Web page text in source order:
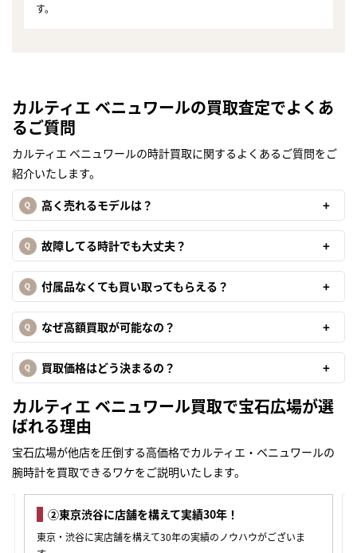
す。
カルティエ ベニュワールの買取査定でよくあ
るご質問
カルティエ ベニュワールの時計買取に関するよくあるご質問をご
紹介いたします。
高く売れるモデルは？
故障してる時計でも大丈夫？
付属品なくても買い取ってもらえる？
なぜ高額買取が可能なの？
買取価格はどう決まるの？
カルティエ ベニュワール買取で宝石広場が選
ばれる理由
宝石広場が他店を圧倒する高価格でカルティエ・ベニュワールの
腕時計を買取できるワケをご説明いたします。
③様々な査定方法をご用意！豊富な選択肢の中からお
好きな方法をお選びいただけます。
まずは
かんたん30秒でお試し査定